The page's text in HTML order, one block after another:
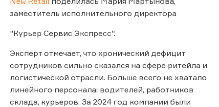
заместитель исполнительного директора
"Курьер Сервис Экспресс".
Эксперт отмечает, что хронический дефицит
сотрудников сильно сказался на сфере ритейла и
логистической отрасли. Больше всего не хватало
линейного персонала: водителей, работников
склада, курьеров. За 2024 год компании были